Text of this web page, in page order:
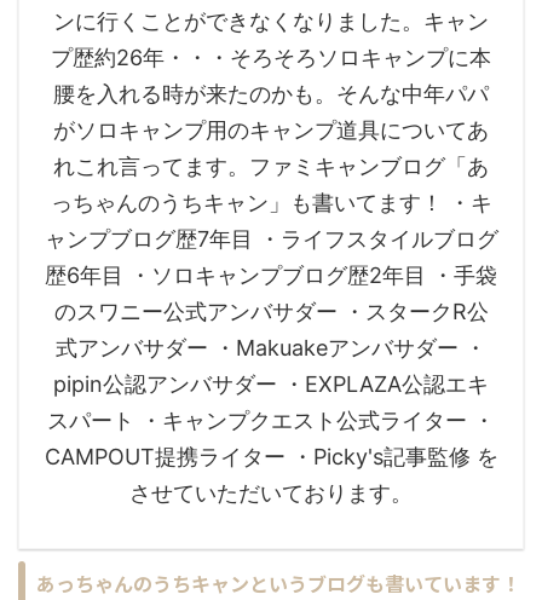
ンに行くことができなくなりました。キャン
プ歴約26年・・・そろそろソロキャンプに本
腰を入れる時が来たのかも。そんな中年パパ
がソロキャンプ用のキャンプ道具についてあ
れこれ言ってます。ファミキャンブログ「あ
っちゃんのうちキャン」も書いてます！ ・キ
ャンプブログ歴7年目 ・ライフスタイルブログ
歴6年目 ・ソロキャンプブログ歴2年目 ・手袋
のスワニー公式アンバサダー ・スタークR公
式アンバサダー ・Makuakeアンバサダー ・
pipin公認アンバサダー ・EXPLAZA公認エキ
スパート ・キャンプクエスト公式ライター ・
CAMPOUT提携ライター ・Picky's記事監修 を
させていただいております。
あっちゃんのうちキャンというブログも書いています！